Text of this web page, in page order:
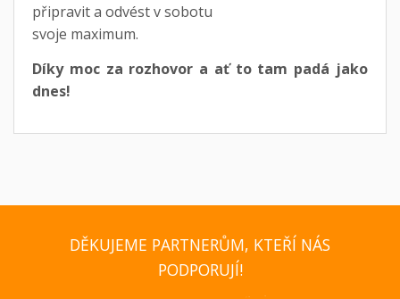
připravit a odvést v sobotu
svoje maximum.
Díky moc za rozhovor a ať to tam padá jako
dnes!
DĚKUJEME PARTNERŮM, KTEŘÍ NÁS
PODPORUJÍ!